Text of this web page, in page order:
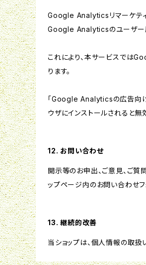
Google Analyticsリマーケテ
Google Analyticsのユーザー
これにより、本サービスでは
ります。
「Google Analyticsの広告向け
ウザにインストールされると無
12. お問い合わせ
開示等のお申出、ご意見、ご
ップページ内のお問い合わせフ
13. 継続的改善
当ショップは、個人情報の取